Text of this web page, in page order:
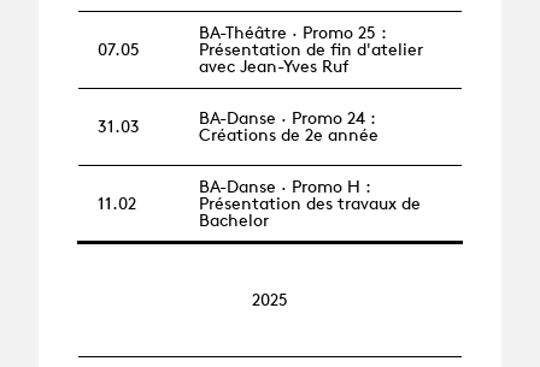
07.05
BA-Théâtre · Promo 25 :
Présentation de fin d'atelier
avec Jean-Yves Ruf
31.03
BA-Danse · Promo 24 :
Créations de 2e année
11.02
BA-Danse · Promo H :
Présentation des travaux de
Bachelor
2025